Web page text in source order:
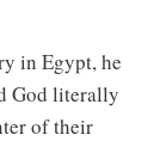
in Egypt, he
God literally
of their